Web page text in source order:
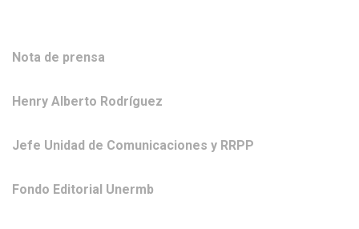
Nota de prensa
Henry Alberto Rodríguez
Jefe Unidad de Comunicaciones y RRPP
Fondo Editorial Unermb